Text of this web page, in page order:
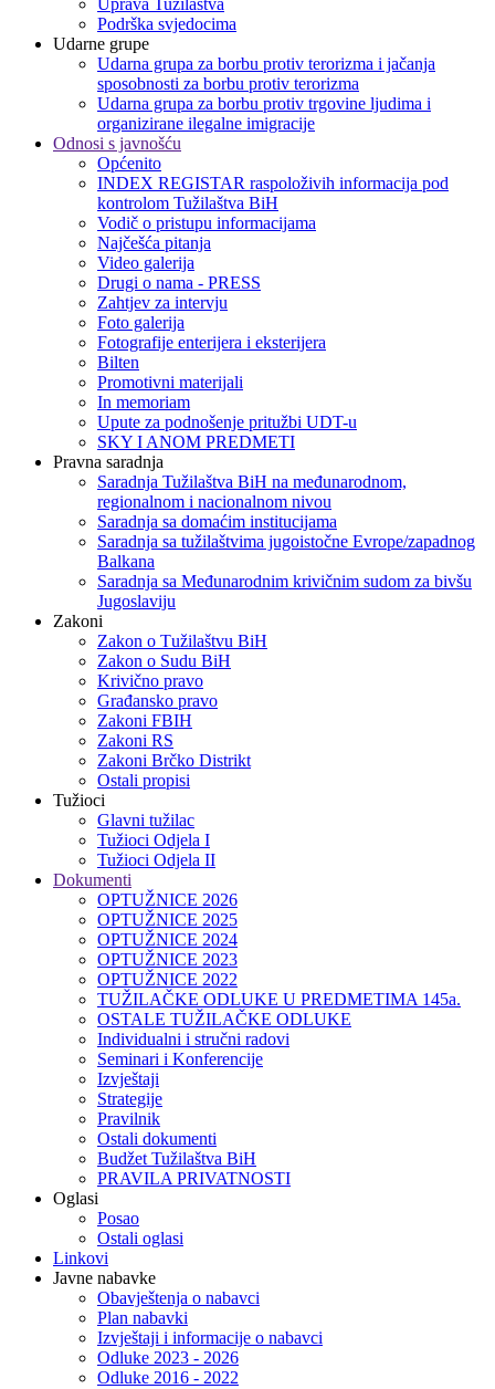
Uprava Tužilaštva
Podrška svjedocima
Udarne grupe
Udarna grupa za borbu protiv terorizma i jačanja
sposobnosti za borbu protiv terorizma
Udarna grupa za borbu protiv trgovine ljudima i
organizirane ilegalne imigracije
Odnosi s javnošću
Općenito
INDEX REGISTAR raspoloživih informacija pod
kontrolom Tužilaštva BiH
Vodič o pristupu informacijama
Najčešća pitanja
Video galerija
Drugi o nama - PRESS
Zahtjev za intervju
Foto galerija
Fotografije enterijera i eksterijera
Bilten
Promotivni materijali
In memoriam
Upute za podnošenje pritužbi UDT-u
SKY I ANOM PREDMETI
Pravna saradnja
Saradnja Tužilaštva BiH na međunarodnom,
regionalnom i nacionalnom nivou
Saradnja sa domaćim institucijama
Saradnja sa tužilaštvima jugoistočne Evrope/zapadnog
Balkana
Saradnja sa Međunarodnim krivičnim sudom za bivšu
Jugoslaviju
Zakoni
Zakon o Тužilaštvu BiH
Zakon o Sudu BiH
Krivično pravo
Građansko pravo
Zakoni FBIH
Zakoni RS
Zakoni Brčko Distrikt
Ostali propisi
Tužioci
Glavni tužilac
Tužioci Odjela I
Tužioci Odjela II
Dokumenti
OPTUŽNICE 2026
OPTUŽNICE 2025
OPTUŽNICE 2024
OPTUŽNICE 2023
OPTUŽNICE 2022
TUŽILAČKE ODLUKE U PREDMETIMA 145a.
OSTALE TUŽILAČKE ODLUKE
Individualni i stručni radovi
Seminari i Konferencije
Izvještaji
Strategije
Pravilnik
Ostali dokumenti
Budžet Tužilaštva BiH
PRAVILA PRIVATNOSTI
Oglasi
Posao
Ostali oglasi
Linkovi
Javne nabavke
Obavještenja o nabavci
Plan nabavki
Izvještaji i informacije o nabavci
Odluke 2023 - 2026
Odluke 2016 - 2022